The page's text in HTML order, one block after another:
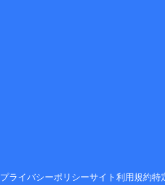
プライバシーポリシーサイト利用規約特